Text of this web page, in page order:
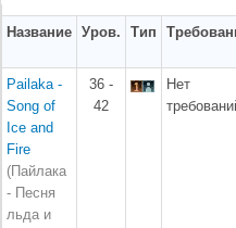
Название Уров. Тип
Pailaka -
Song of
Ice and
Fire
(Пайлака
- Песня
льда и
36 -
42
Нет